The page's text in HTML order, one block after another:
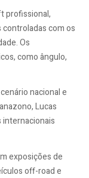
profissional,
com os
Os
como ângulo,
nacional e
Lucas
internacionais
exposições de
off-road e